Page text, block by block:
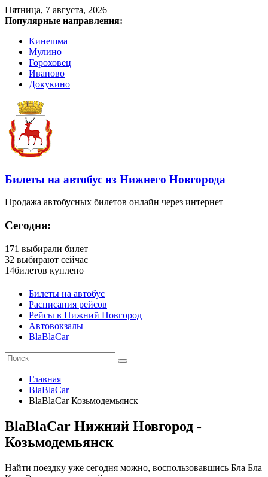
Пятница, 7 августа, 2026
Популярные направления:
Кинешма
Мулино
Гороховец
Иваново
Докукино
Билеты на автобус из Нижнего Новгорода
Продажа автобусных билетов онлайн через интернет
Сегодня:
171 выбирали билет
32 выбирают сейчас
14билетов куплено
Билеты на автобус
Расписания рейсов
Рейсы в Нижний Новгород
Автовокзалы
BlaBlaCar
Главная
BlaBlaCar
BlaBlaCar Козьмодемьянск
BlaBlaCar Нижний Новгород -
Козьмодемьянск
Найти поездку уже сегодня можно, воспользовавшись Бла Бла